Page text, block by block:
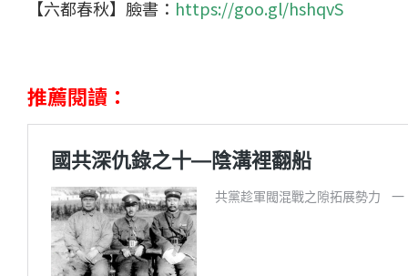
【六都春秋】臉書： https://goo.gl/hshqvS
推薦閱讀：